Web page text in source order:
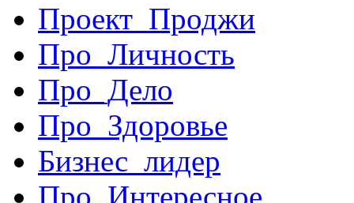
Проект_Проджи
Про_Личность
Про_Дело
Про_Здоровье
Бизнес_лидер
Про_Интересное